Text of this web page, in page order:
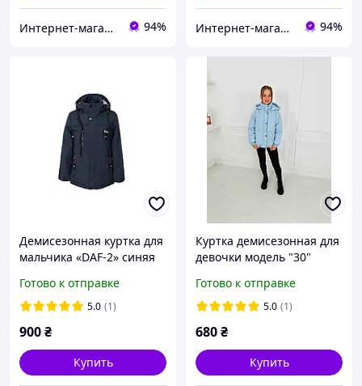
Интернет-магазин "GLADYS" 94% Интернет-магазин "GLADYS" 94%
Демисезонная куртка для
мальчика «DAF-2» синяя
Готово к отправке
5.0 (1)
900₴
Купить
Куртка демисезонная для
девочки модель "30"
Готово к отправке
5.0 (1)
680₴
Купить